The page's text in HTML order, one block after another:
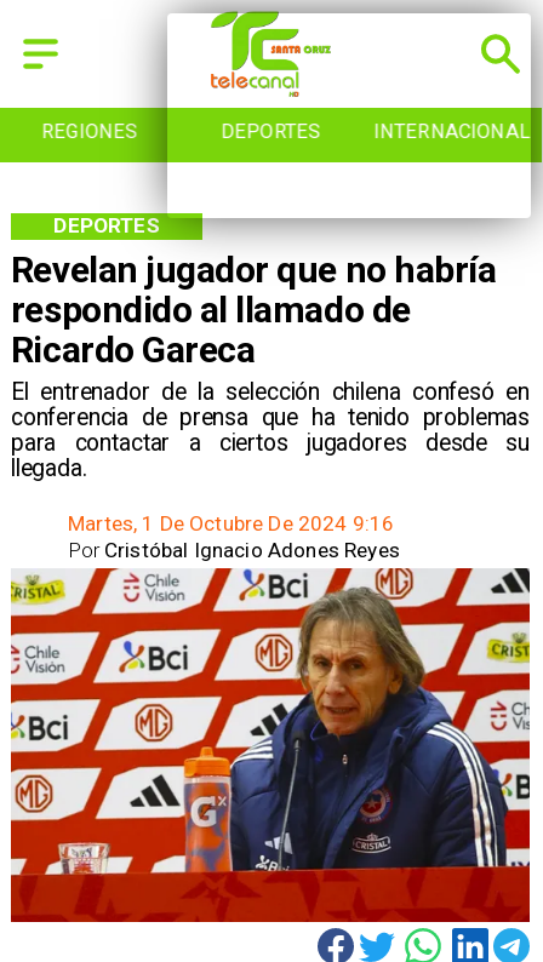
REGIONES DEPORTES INTERNACIONAL
Revelan jugador que no habría
respondido al llamado de
Ricardo Gareca
​El entrenador de la selección chilena confesó en
conferencia de prensa que ha tenido problemas
para contactar a ciertos jugadores desde su
llegada.
DEPORTES
Martes, 1 De Octubre De 2024 9:16
Cristóbal Ignacio Adones Reyes
Por